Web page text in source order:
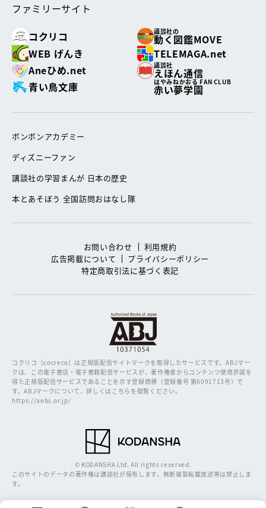
ファミリーサイト
コクリコ
講談社の
動く図鑑MOVE
WEB げんき
TELEMAGA.net
Aneひめ.net
講談社
えほん通信
青い鳥文庫
はやみねかおる FAN CLUB
赤い夢学園
ボンボンアカデミー
ディズニーファン
講談社の学習まんが 日本の歴史
本とあそぼう 全国訪問おはなし隊
お問い合わせ
利用規約
広告掲載について
プライバシーポリシー
特定商取引法に基づく表記
コクリコ［cocreco］は正規版配信サイトマークを取得したサービスです。ABJマー
クは、この電子書店・電子書籍配信サービスが、著作権者からコンテンツ使用許諾を
得た正規版配信サービスであることを示す登録商標（登録番号 第6091713号）で
す。ABJマークについて、詳しくはこちらを御覧ください。
https://aebs.or.jp/
© KODANSHA Ltd. All rights reserved.
このサイトのデータの著作権は講談社が保有します。無断複製転載放送等は禁止しま
す。